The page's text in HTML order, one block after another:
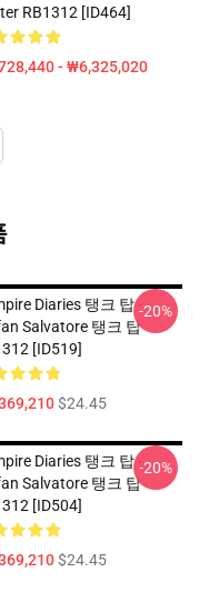
RB1312 [ID464]
- ₩6,325,020
Diaries 탱크 탑 -
Salvatore 탱크 탑
[ID519]
$24.45
-20%
Diaries 탱크 탑 -
Salvatore 탱크 탑
[ID504]
$24.45
-20%